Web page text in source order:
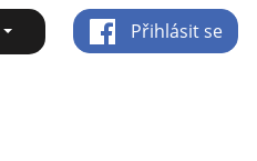
Přihlásit se